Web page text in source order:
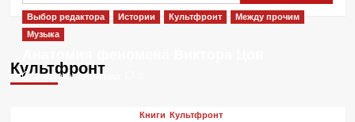
не
пользоваться
и
Культфронт
Выбор редактора Истории Культфронт
Между прочим
Музыка
2 месяца тому назад
Книги Культфронт